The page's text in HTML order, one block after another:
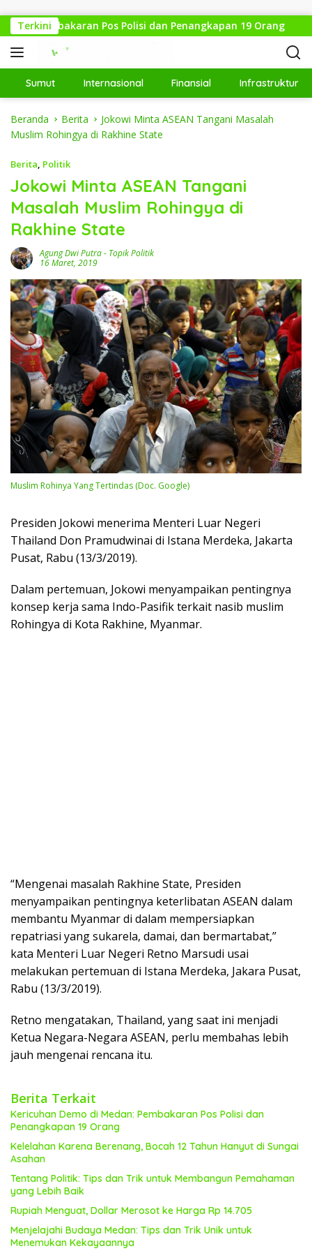
Terkini
Pembakaran Pos Polisi dan Penangkapan 19 Orang
Sumut Internasional Finansial Infrastruktur
Beranda Berita
Jokowi Minta ASEAN Tangani Masalah
Muslim Rohingya di Rakhine State
Berita, Politik
Jokowi Minta ASEAN Tangani
Masalah Muslim Rohingya di
Rakhine State
Agung Dwi Putra- Topik Politik
16 Maret, 2019
Muslim Rohinya Yang Tertindas (Doc. Google)
Presiden Jokowi menerima Menteri Luar Negeri
Thailand Don Pramudwinai di Istana Merdeka, Jakarta
Pusat, Rabu (13/3/2019).
Dalam pertemuan, Jokowi menyampaikan pentingnya
konsep kerja sama Indo-Pasifik terkait nasib muslim
Rohingya di Kota Rakhine, Myanmar.
“Mengenai masalah Rakhine State, Presiden
menyampaikan pentingnya keterlibatan ASEAN dalam
membantu Myanmar di dalam mempersiapkan
repatriasi yang sukarela, damai, dan bermartabat,”
kata Menteri Luar Negeri Retno Marsudi usai
melakukan pertemuan di Istana Merdeka, Jakara Pusat,
Rabu (13/3/2019).
Retno mengatakan, Thailand, yang saat ini menjadi
Ketua Negara-Negara ASEAN, perlu membahas lebih
jauh mengenai rencana itu.
Berita Terkait
Kericuhan Demo di Medan: Pembakaran Pos Polisi dan
Penangkapan 19 Orang
Kelelahan Karena Berenang, Bocah 12 Tahun Hanyut di Sungai
Asahan
Tentang Politik: Tips dan Trik untuk Membangun Pemahaman
yang Lebih Baik
Rupiah Menguat, Dollar Merosot ke Harga Rp 14.705
Menjelajahi Budaya Medan: Tips dan Trik Unik untuk
Menemukan Kekayaannya